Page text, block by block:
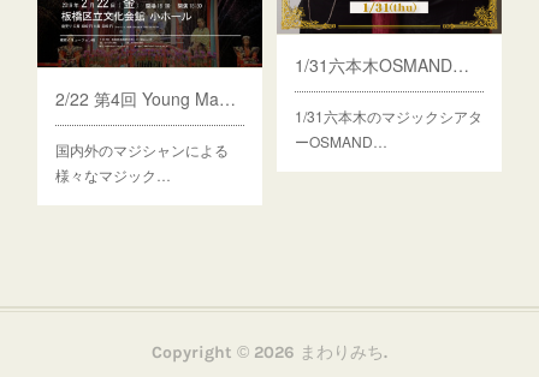
2/22 第4回 Young Magician’s Session出演決定！
国内外のマジシャンによる
様々なマジック…
1/31六本木OSMAND出演決定！
1/31六本木のマジックシアタ
ーOSMAND…
Copyright © 2026 まわりみち.